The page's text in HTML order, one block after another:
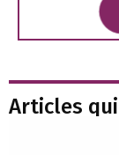
Articles